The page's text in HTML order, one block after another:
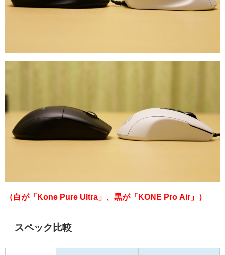
（白が「Kone Pure Ultra」、黒が「KONE Pro Air」）
スペック比較